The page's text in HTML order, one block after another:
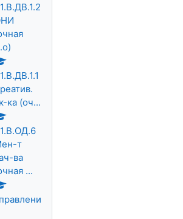
ка (оч...
т
ва
...